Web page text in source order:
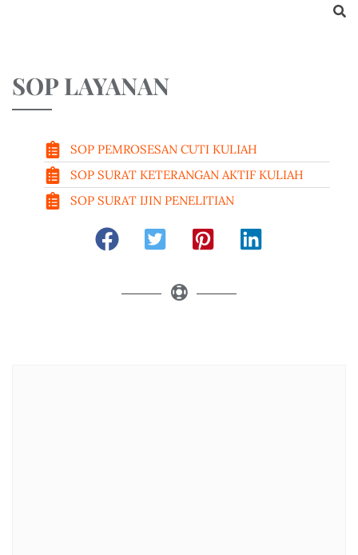
SOP LAYANAN
SOP PEMROSESAN CUTI KULIAH
SOP SURAT KETERANGAN AKTIF KULIAH
SOP SURAT IJIN PENELITIAN